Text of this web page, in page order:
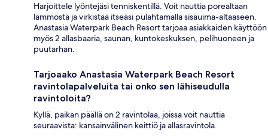
Harjoittele lyöntejäsi tenniskentillä. Voit nauttia porealtaan
lämmöstä ja virkistää itseäsi pulahtamalla sisäuima-altaaseen.
Anastasia Waterpark Beach Resort tarjoaa asiakkaiden käyttöön
myös 2 allasbaaria, saunan, kuntokeskuksen, pelihuoneen ja
puutarhan.
Tarjoaako Anastasia Waterpark Beach Resort
ravintolapalveluita tai onko sen lähiseudulla
ravintoloita?
Kyllä, paikan päällä on 2 ravintolaa, joissa voit nauttia
seuraavista: kansainvälinen keittiö ja allasravintola.